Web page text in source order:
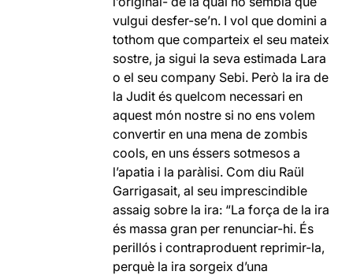
vulgui desfer-se’n. I vol que domini a
tothom que comparteix el seu mateix
sostre, ja sigui la seva estimada Lara
o el seu company Sebi. Però la ira de
la Judit és quelcom necessari en
aquest món nostre si no ens volem
convertir en una mena de zombis
cools, en uns éssers sotmesos a
l’apatia i la paràlisi. Com diu Raül
Garrigasait, al seu imprescindible
assaig sobre la ira: “La força de la ira
és massa gran per renunciar-hi. És
perillós i contraproduent reprimir-la,
perquè la ira sorgeix d’una